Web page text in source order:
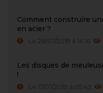
Comment construire
en acier ?
Le 28/07/2019 à 14:16
Les disques de
!
Le 17/07/2019 à 05:43